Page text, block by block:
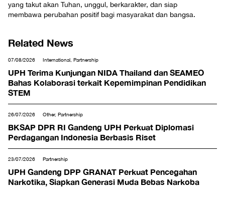
yang takut akan Tuhan, unggul, berkarakter, dan siap
membawa perubahan positif bagi masyarakat dan bangsa.
Related News
07/08/2026 International, Partnership
UPH Terima Kunjungan NIDA Thailand dan SEAMEO
Bahas Kolaborasi terkait Kepemimpinan Pendidikan
STEM
26/07/2026 Other, Partnership
BKSAP DPR RI Gandeng UPH Perkuat Diplomasi
Perdagangan Indonesia Berbasis Riset
23/07/2026 Partnership
UPH Gandeng DPP GRANAT Perkuat Pencegahan
Narkotika, Siapkan Generasi Muda Bebas Narkoba